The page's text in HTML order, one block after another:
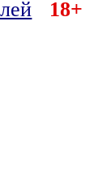
18+